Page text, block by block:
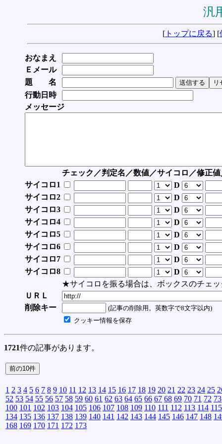
汎
[ トップに戻る] [
おなまえ
Ｅメール
題 名
行動日時
メッセージ
チェック／判定名／数値／サイコロ／修正
サイコロ1
D
サイコロ2
D
サイコロ3
D
サイコロ4
D
サイコロ5
D
サイコロ6
D
サイコロ7
D
サイコロ8
D
★サイコロを振る場合は、ボックスのチェッ
ＵＲＬ
削除キー
(記事の削除用。英数字で8文字以内)
クッキー情報を保存
1721件の記事があります。
1 2 3 4 5 6 7 8 9 10 11 12 13 14 15 16 17 18 19 20 21 22 23 24 25
52 53 54 55 56 57 58 59 60 61 62 63 64 65 66 67 68 69 70 71 72 73
100 101 102 103 104 105 106 107 108 109 110 111 112 113 114 115
134 135 136 137 138 139 140 141 142 143 144 145 146 147 148
168 169 170 171 172 173